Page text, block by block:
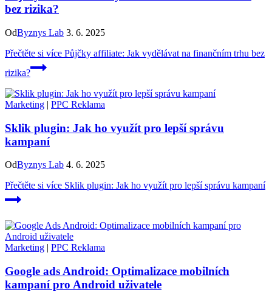
bez rizika?
OdByznys Lab 3. 6. 2025
Přečtěte si více Půjčky affiliate: Jak vydělávat na finančním trhu bez
rizika?
Marketing | PPC Reklama
Sklik plugin: Jak ho využít pro lepší správu
kampaní
OdByznys Lab 4. 6. 2025
Přečtěte si více Sklik plugin: Jak ho využít pro lepší správu kampaní
Marketing | PPC Reklama
Google ads Android: Optimalizace mobilních
kampaní pro Android uživatele